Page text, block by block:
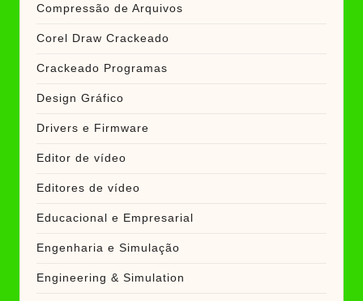
Compressão de Arquivos
Corel Draw Crackeado
Crackeado Programas
Design Gráfico
Drivers e Firmware
Editor de vídeo
Editores de vídeo
Educacional e Empresarial
Engenharia e Simulação
Engineering & Simulation